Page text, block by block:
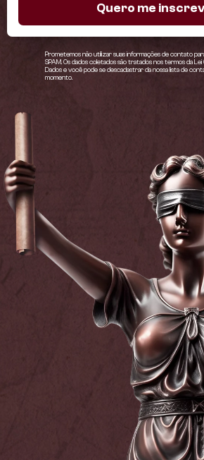
Quero me
Prometemos não utilizar suas informações de contato
SPAM. Os dados coletados são tratados nos termos da
Dados e você pode se descadastrar da nossa lista de
momento.